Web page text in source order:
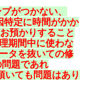
がつかない、
特定に時間がかか
預かりすること
期間中に使わな
タを抜いての修
題であれ
いても問題はあり